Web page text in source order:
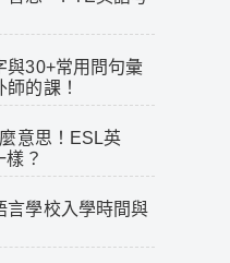
與30+常用問句彙
的課！
意思！ESL英
？
言學校入學時間與